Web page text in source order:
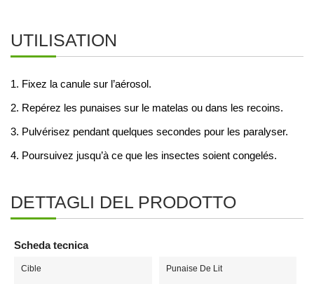
UTILISATION
1. Fixez la canule sur l’aérosol.
2. Repérez les punaises sur le matelas ou dans les recoins.
3. Pulvérisez pendant quelques secondes pour les paralyser.
4. Poursuivez jusqu’à ce que les insectes soient congelés.
DETTAGLI DEL PRODOTTO
Scheda tecnica
Cible Punaise De Lit